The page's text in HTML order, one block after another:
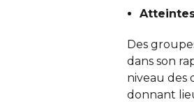
Des
dans son
niveau des
donnant